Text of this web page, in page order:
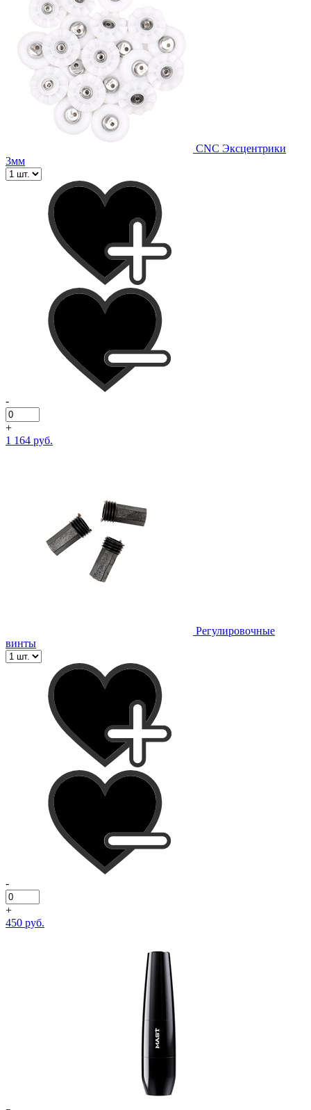
CNC Эксцентрики
3мм
-
+
1 164 руб.
Регулировочные
винты
-
+
450 руб.